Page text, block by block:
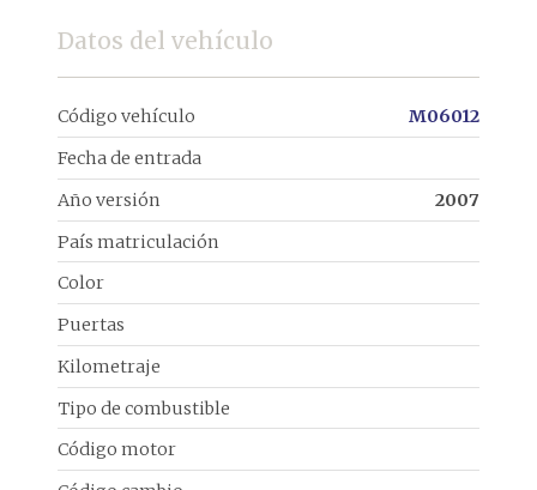
Datos del vehículo
Código vehículo
M06012
Fecha de entrada
Año versión
2007
País matriculación
Color
Puertas
Kilometraje
Tipo de combustible
Código motor